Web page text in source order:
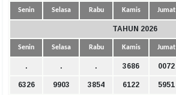
Senin Selasa Rabu Kamis Jumat
TAHUN 2026
Senin Selasa Rabu Kamis Jumat
. . . 3686 0072
6326 9903 3854 6122 5951